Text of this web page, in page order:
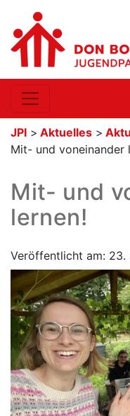
JPI > Aktuelles >
Mit- und voneinander
Mit- und
lernen!
Veröffentlicht am: 23.